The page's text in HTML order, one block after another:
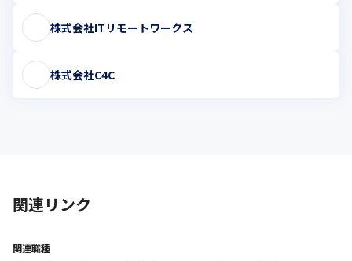
株式会社ITリモートワークス
株式会社C4C
関連リンク
関連職種